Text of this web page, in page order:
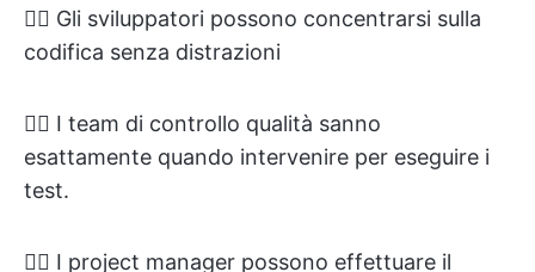
👉🏽 Gli sviluppatori possono concentrarsi sulla
codifica senza distrazioni
👉🏽 I team di controllo qualità sanno
esattamente quando intervenire per eseguire i
test.
👉🏽 I project manager possono effettuare il